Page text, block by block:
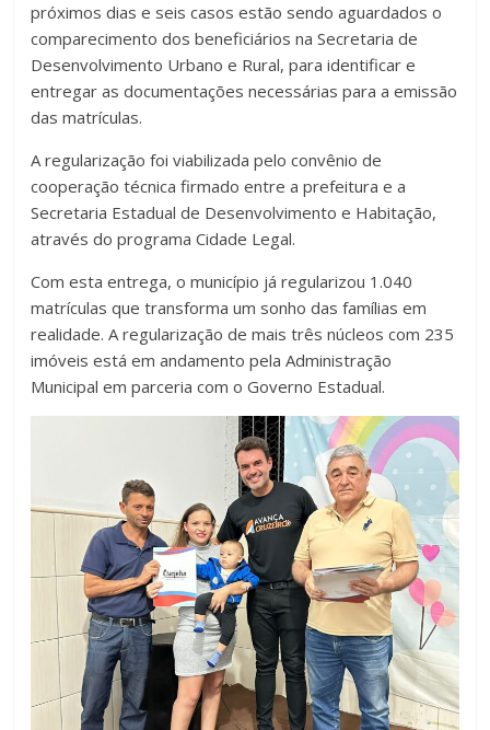
próximos dias e seis casos estão sendo aguardados o
comparecimento dos beneficiários na Secretaria de
Desenvolvimento Urbano e Rural, para identificar e
entregar as documentações necessárias para a emissão
das matrículas.
A regularização foi viabilizada pelo convênio de
cooperação técnica firmado entre a prefeitura e a
Secretaria Estadual de Desenvolvimento e Habitação,
através do programa Cidade Legal.
Com esta entrega, o município já regularizou 1.040
matrículas que transforma um sonho das famílias em
realidade. A regularização de mais três núcleos com 235
imóveis está em andamento pela Administração
Municipal em parceria com o Governo Estadual.